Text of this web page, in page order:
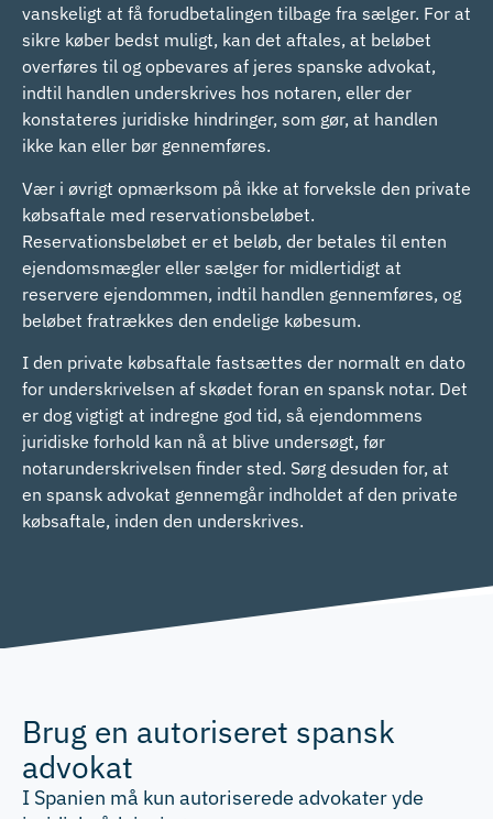
vanskeligt at få forudbetalingen tilbage fra sælger. For at
sikre køber bedst muligt, kan det aftales, at beløbet
overføres til og opbevares af jeres spanske advokat,
indtil handlen underskrives hos notaren, eller der
konstateres juridiske hindringer, som gør, at handlen
ikke kan eller bør gennemføres.
Vær i øvrigt opmærksom på ikke at forveksle den private
købsaftale med reservationsbeløbet.
Reservationsbeløbet er et beløb, der betales til enten
ejendomsmægler eller sælger for midlertidigt at
reservere ejendommen, indtil handlen gennemføres, og
beløbet fratrækkes den endelige købesum.
I den private købsaftale fastsættes der normalt en dato
for underskrivelsen af skødet foran en spansk notar. Det
er dog vigtigt at indregne god tid, så ejendommens
juridiske forhold kan nå at blive undersøgt, før
notarunderskrivelsen finder sted. Sørg desuden for, at
en spansk advokat gennemgår indholdet af den private
købsaftale, inden den underskrives.
Brug en autoriseret spansk
advokat
I Spanien må kun autoriserede advokater yde